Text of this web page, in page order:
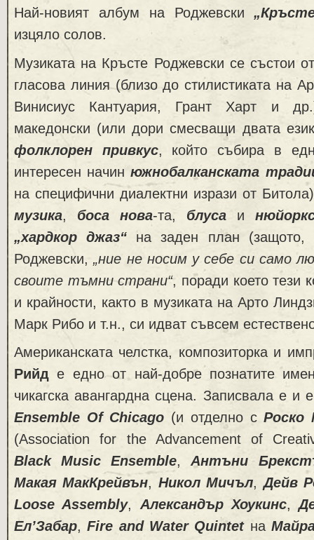
Най-новият албум на Роджевски„
изцяло солов.
Музиката на Кръсте Роджевски се състои
гласова линия (близо до стилистиката на
Винисиус Кантуария, Грант Харт и
македонски (или дори смесващи двата
фолклорен привкус, който събира в
интересен начинюжнобалканската
на специфични диалектни изрази от
музика, боса нова-та, блуса и
„хардкор джаз“ на заден план (защото,
Роджевски,„ние не носим у себе си само
своите тъмни страни“, поради което тези
и крайности, както в музиката на Арто
Марк Рибо и т.н., си идват съвсем
Американската челстка, композиторка и
Рийд е едно от най-добре познатите
чикагска авангардна сцена. Записвала е и
Ensemble OfChicago (и отделно сРоско
(Association for the Advancement of
BlackMusic Ensemble,Антъни
Макая МакКрейвън, Никол Мичъл,Дейв
Loose Assembly, Александър Хоукинс,
Ел’Забар,Fire andWaterQuintetна